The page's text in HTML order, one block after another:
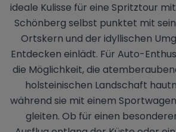
ideale Kulisse für eine Spritztour
Schönberg selbst punktet mit
Ortskern und der idyllischen
Entdecken einlädt. Für Auto-
die Möglichkeit, die
holsteinischen Landschaft
während sie mit einem
gleiten. Ob für einen